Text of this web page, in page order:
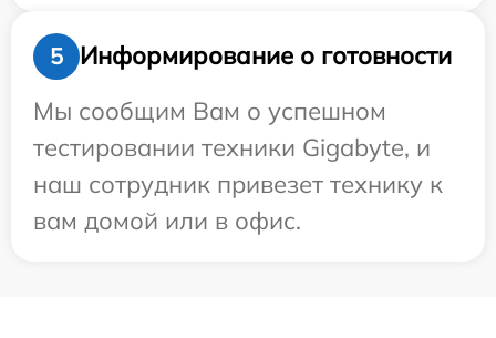
5
Информирование о готовности
Мы сообщим Вам о успешном
тестировании техники Gigabyte, и
наш сотрудник привезет технику к
вам домой или в офис.